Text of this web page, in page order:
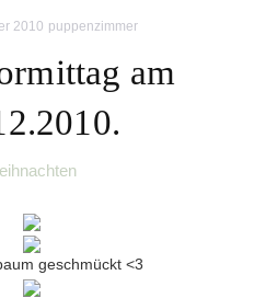
2010 puppenzimmer
am
geschmückt <3